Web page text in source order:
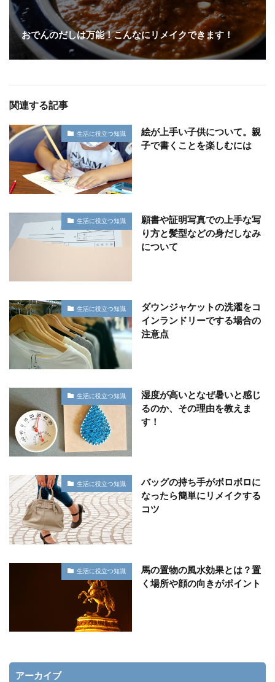
おでんのだしは万能！こんなにリメイクできます！
関連する記事
生活に役立つ知識
絵が上手い子供について。親
子で書くことを楽しむには
生活に役立つ知識
願書や証明写真での上手な写
り方と髪型などの身だしなみ
について
生活に役立つ知識
ダウンジャケットの洗濯をコ
インランドリーでする場合の
注意点
生活に役立つ知識
湿度が高いとなぜ暑いと感じ
るのか、その理由を教えま
す！
生活に役立つ知識
バッグの持ち手がボロボロに
なったら簡単にリメイクする
コツ
生活に役立つ知識
馬の置物の風水効果とは？置
く場所や顔の向きがポイント
アーカイブ